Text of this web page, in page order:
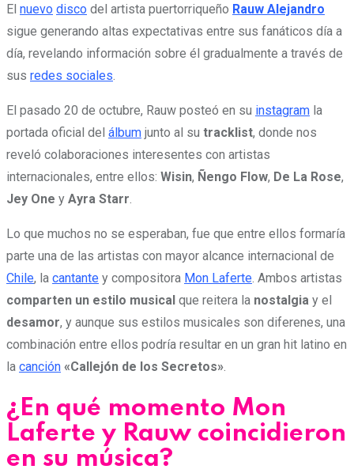
El nuevo disco del artista puertorriqueño Rauw Alejandro
sigue generando altas expectativas entre sus fanáticos día a
día, revelando información sobre él gradualmente a través de
sus redes sociales
El pasado 20 de octubre, Rauw posteó en su instagram la
portada oficial del álbum junto al su tracklist, donde nos
reveló colaboraciones interesentes con artistas
internacionales, entre ellos: Wisin, Ñengo Flow, De La Rose,
Jey One y Ayra Starr
Lo que muchos no se esperaban, fue que entre ellos formaría
parte una de las artistas con mayor alcance internacional de
Chile, la cantante y compositora Mon Laferte . Ambos artistas
comparten un estilo musical que reitera la nostalgia y el
desamor, y aunque sus estilos musicales son diferenes, una
combinación entre ellos podría resultar en un gran hit latino en
la canción «Callejón de los Secretos»
¿En qué momento Mon
Laferte y Rauw coincidieron
en su música?